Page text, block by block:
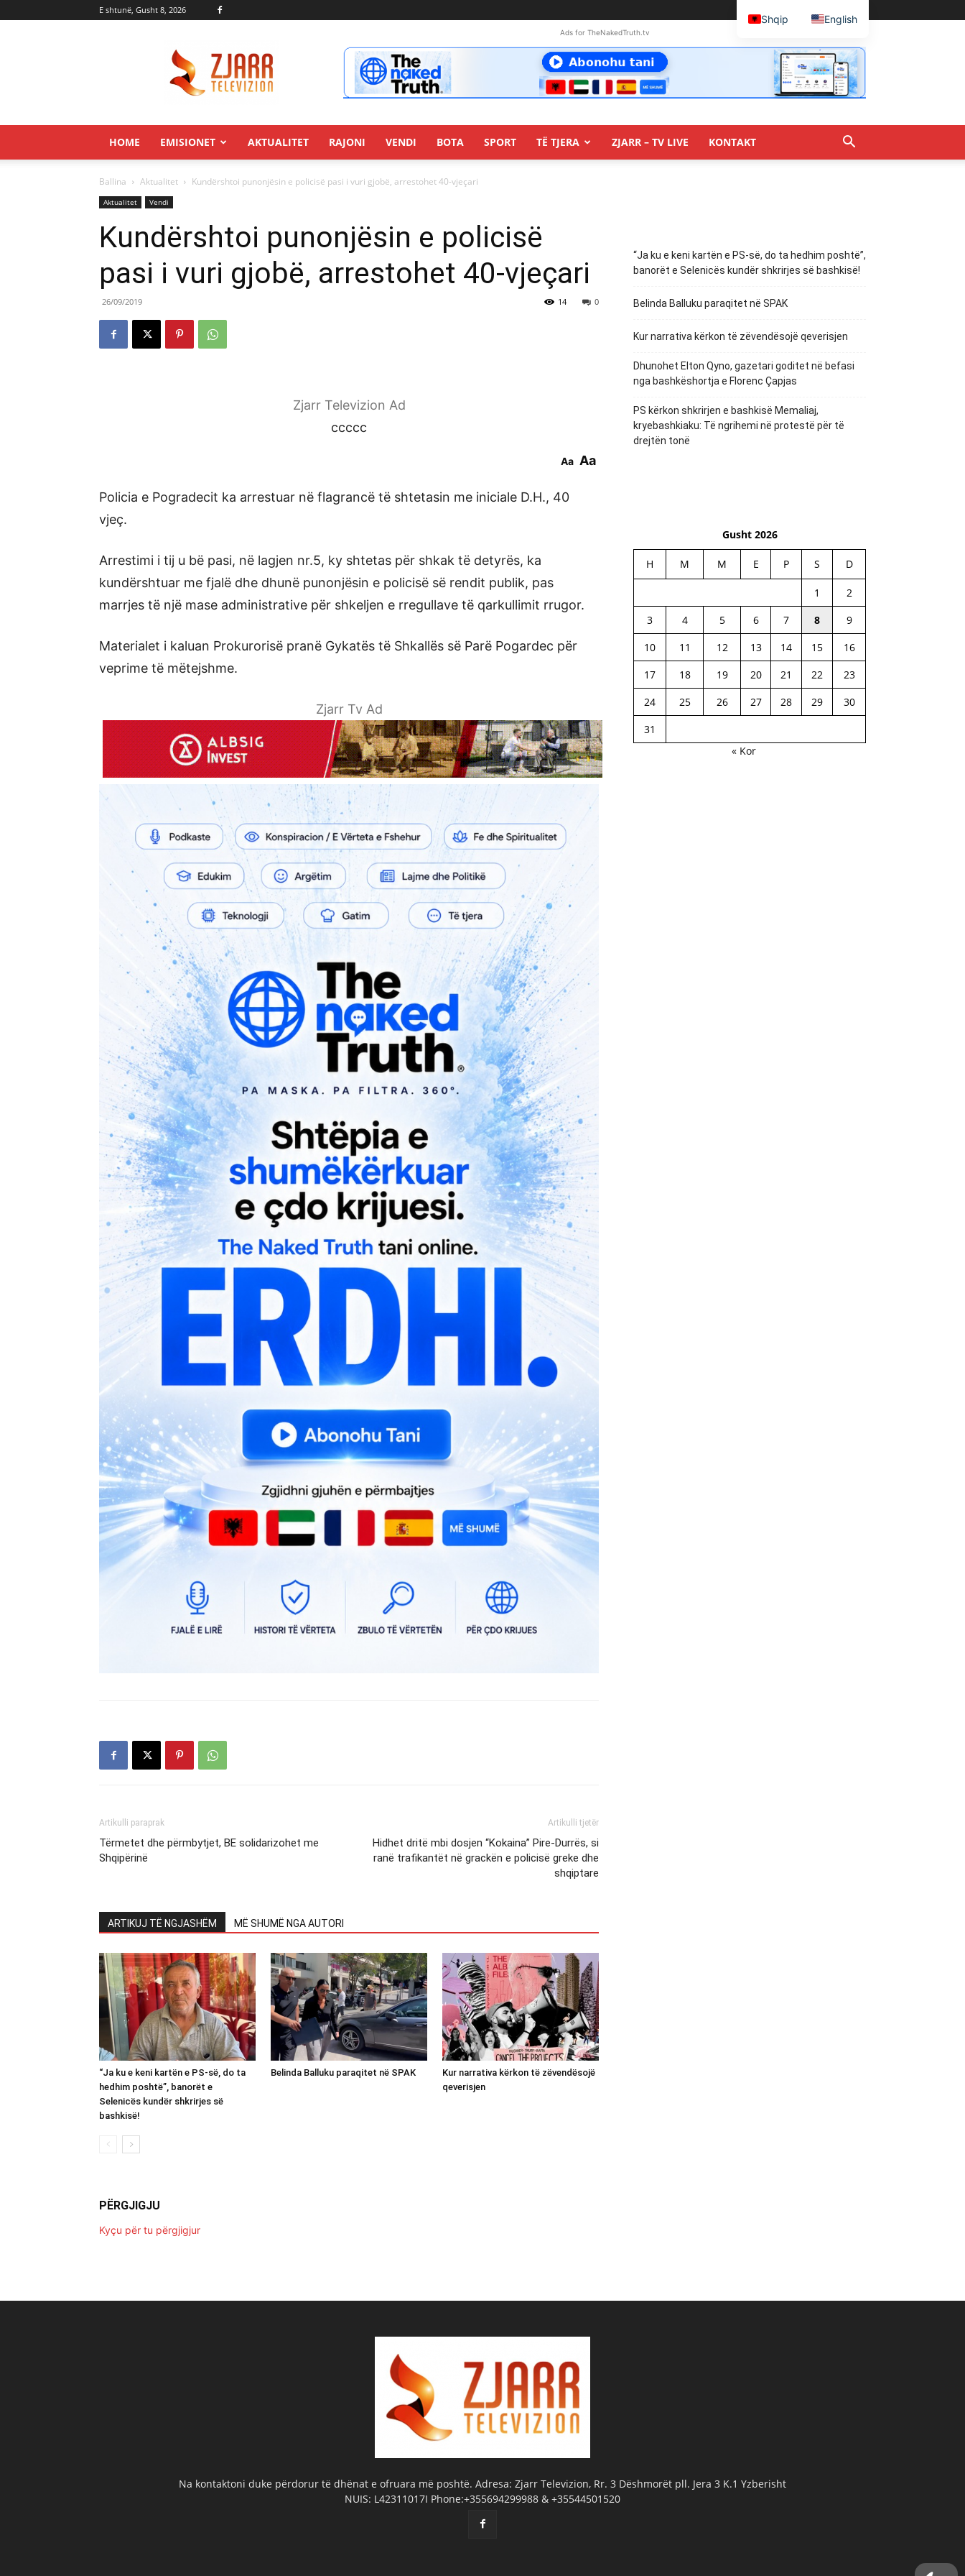
E shtunë, Gusht 8, 2026
Ads for TheNakedTruth.tv
HOME EMISIONET AKTUALITET RAJONI VENDI BOTA SPORT TË TJERA ZJARR – TV LIVE KONTAKT
Ballina Aktualitet Kundërshtoi punonjësin e policisë pasi i vuri gjobë, arrestohet 40-vjeçari
Aktualitet Vendi
Kundërshtoi punonjësin e policisë
pasi i vuri gjobë, arrestohet 40-vjeçari
26/09/2019 0
14
Zjarr Televizion Ad
ccccc
Aa Aa
Policia e Pogradecit ka arrestuar në flagrancë të shtetasin me iniciale D.H., 40
vjeç.
Arrestimi i tij u bë pasi, në lagjen nr.5, ky shtetas për shkak të detyrës, ka
kundërshtuar me fjalë dhe dhunë punonjësin e policisë së rendit publik, pas
marrjes të një mase administrative për shkeljen e rregullave të qarkullimit rrugor.
Materialet i kaluan Prokurorisë pranë Gykatës të Shkallës së Parë Pogardec për
veprime të mëtejshme.
Zjarr Tv Ad
Artikulli paraprak
Tërmetet dhe përmbytjet, BE solidarizohet me
Shqipërinë
Artikulli tjetër
Hidhet dritë mbi dosjen “Kokaina” Pire-Durrës, si
ranë trafikantët në grackën e policisë greke dhe
shqiptare
ARTIKUJ TË NGJASHËM MË SHUMË NGA AUTORI
“Ja ku e keni kartën e PS-së, do ta
hedhim poshtë”, banorët e
Selenicës kundër shkrirjes së
bashkisë!
Belinda Balluku paraqitet në SPAK
Kur narrativa kërkon të zëvendësojë
qeverisjen
PËRGJIGJU
Kyçu për tu përgjigjur
“Ja ku e keni kartën e PS-së, do ta hedhim poshtë”,
banorët e Selenicës kundër shkrirjes së bashkisë!
Belinda Balluku paraqitet në SPAK
Kur narrativa kërkon të zëvendësojë qeverisjen
Dhunohet Elton Qyno, gazetari goditet në befasi
nga bashkëshortja e Florenc Çapjas
PS kërkon shkrirjen e bashkisë Memaliaj,
kryebashkiaku: Të ngrihemi në protestë për të
drejtën tonë
Gusht 2026
H M M E P S D
1
2
3
4 5 6 7 8
9
10
11 12 13 14 15
16
17
18 19 20 21 22
23
24
25 26 27 28 29
30
31
« Kor
Na kontaktoni duke përdorur të dhënat e ofruara më poshtë. Adresa: Zjarr Televizion, Rr. 3 Dëshmorët pll. Jera 3 K.1 Yzberisht
NUIS: L42311017I Phone:+355694299988 & +35544501520
Shqip English